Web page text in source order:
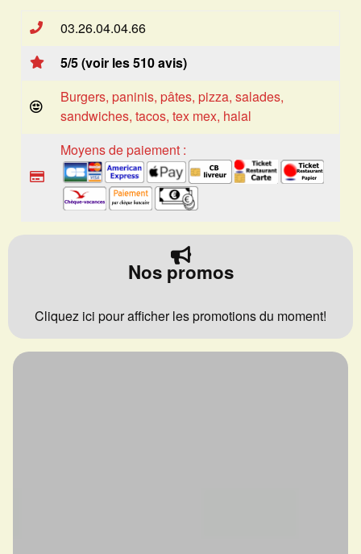
03.26.04.04.66
5/5 (voir les 510 avis)
Burgers, paninis, pâtes, pizza, salades,
sandwiches, tacos, tex mex, halal
Moyens de paiement :
Nos promos
Cliquez ici pour afficher les promotions du moment!